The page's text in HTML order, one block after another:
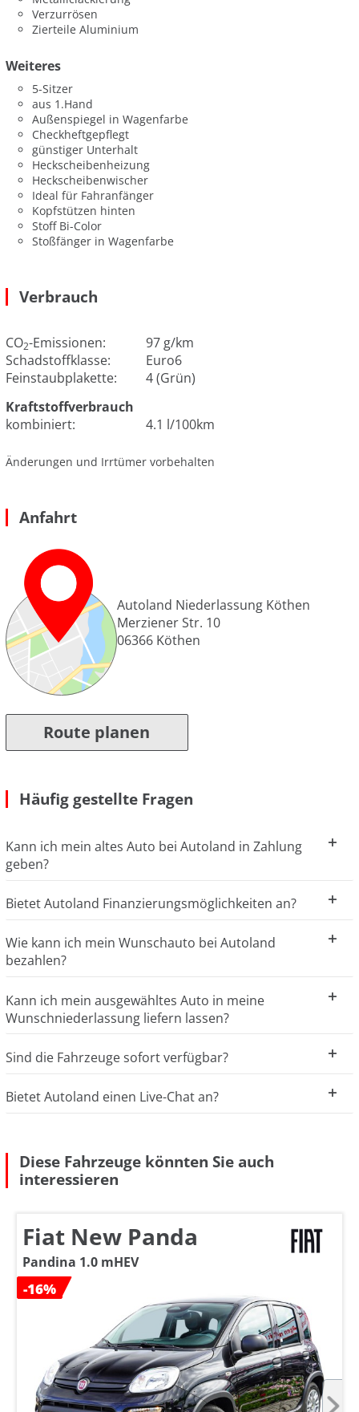
Verzurrösen
Zierteile Aluminium
Weiteres
5-Sitzer
aus 1.Hand
Außenspiegel in Wagenfarbe
Checkheftgepflegt
günstiger Unterhalt
Heckscheibenheizung
Heckscheibenwischer
Ideal für Fahranfänger
Kopfstützen hinten
Stoff Bi-Color
Stoßfänger in Wagenfarbe
Verbrauch
CO2-Emissionen:
97 g/km
Schadstoffklasse:
Euro6
Feinstaubplakette:
4 (Grün)
Kraftstoffverbrauch
kombiniert:
4.1 l/100km
Änderungen und Irrtümer vorbehalten
Anfahrt
Autoland Niederlassung Köthen
Merziener Str. 10
06366 Köthen
Route planen
Häufig gestellte Fragen
Kann ich mein altes Auto bei Autoland in Zahlung
geben?
Bietet Autoland Finanzierungsmöglichkeiten an?
Wie kann ich mein Wunschauto bei Autoland
bezahlen?
Kann ich mein ausgewähltes Auto in meine
Wunschniederlassung liefern lassen?
Sind die Fahrzeuge sofort verfügbar?
Bietet Autoland einen Live-Chat an?
Diese Fahrzeuge könnten Sie auch
interessieren
Fiat New Panda
Pandina 1.0 mHEV
-16%